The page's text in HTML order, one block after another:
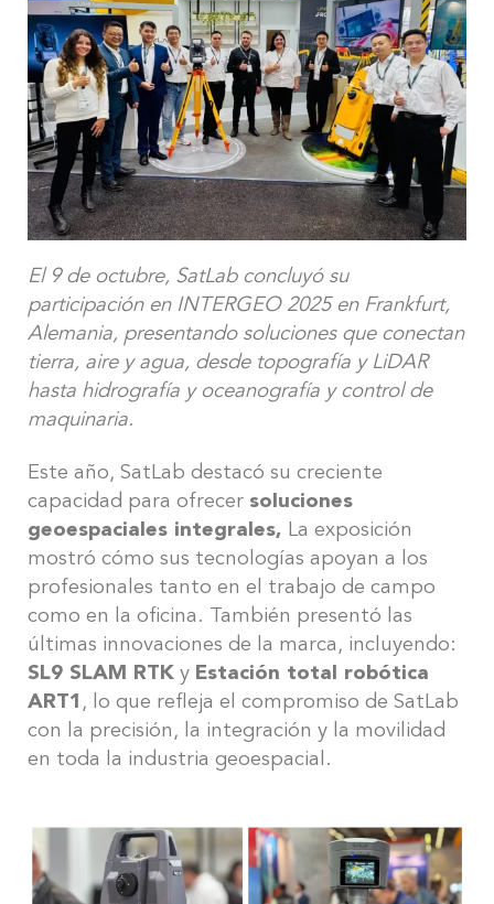
El 9 de octubre, SatLab concluyó su
participación en INTERGEO 2025 en Frankfurt,
Alemania, presentando soluciones que conectan
tierra, aire y agua, desde topografía y LiDAR
hasta hidrografía y oceanografía y control de
maquinaria.
Este año, SatLab destacó su creciente
capacidad para ofrecer soluciones
geoespaciales integrales, La exposición
mostró cómo sus tecnologías apoyan a los
profesionales tanto en el trabajo de campo
como en la oficina. También presentó las
últimas innovaciones de la marca, incluyendo:
SL9 SLAM RTK y Estación total robótica
ART1 , lo que refleja el compromiso de SatLab
con la precisión, la integración y la movilidad
en toda la industria geoespacial.